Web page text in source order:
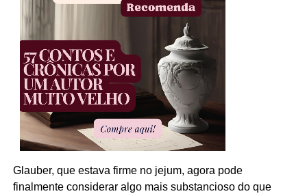
Glauber, que estava firme no jejum, agora pode
finalmente considerar algo mais substancioso do que